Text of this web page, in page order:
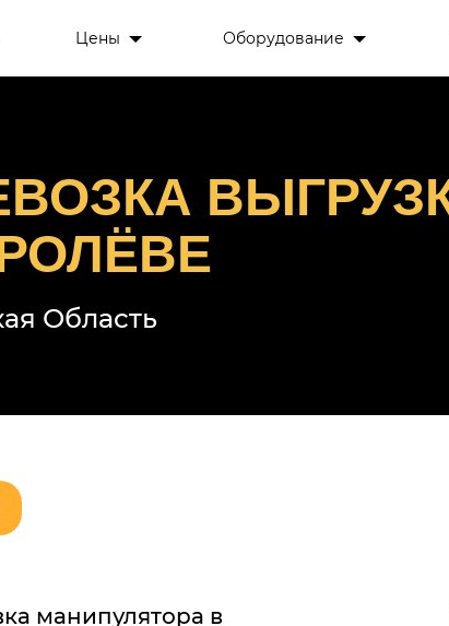
Цены Оборудование
Область
манипулятора в